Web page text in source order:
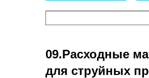
09.Расходные
для струйных